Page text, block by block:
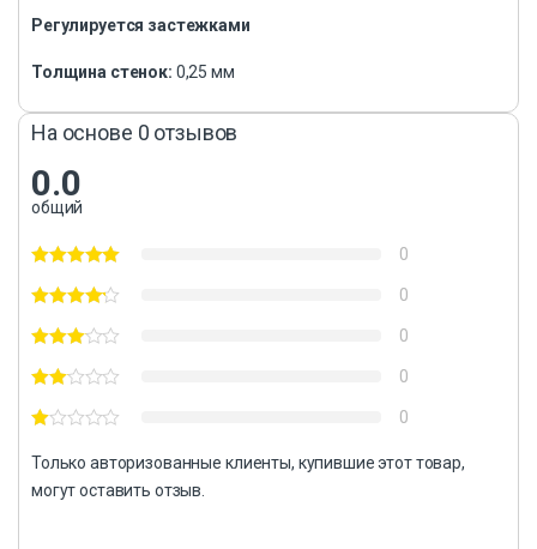
Регулируется застежками
Толщина стенок: 0,25 мм
На основе 0 отзывов
0.0
общий
0
0
0
0
0
Только авторизованные клиенты, купившие этот товар,
могут оставить отзыв.